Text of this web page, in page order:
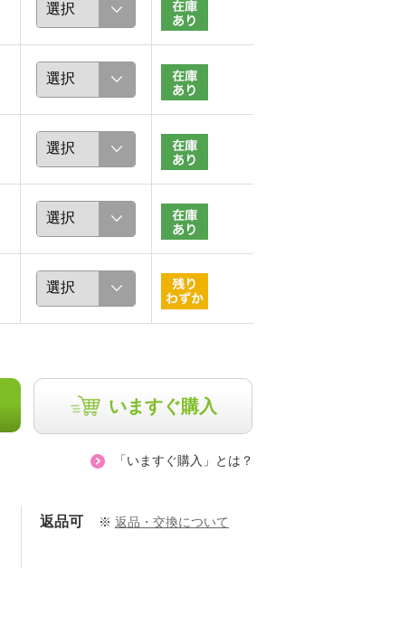
いますぐ購入
「いますぐ購入」とは？
返品可 ※ 返品・交換について